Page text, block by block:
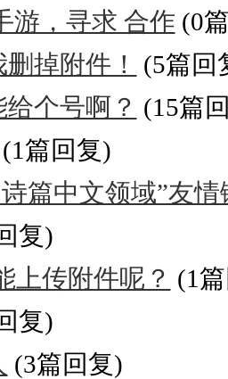
游，寻求 合作 (0
掉附件！
(5篇回
个号啊？ (15篇
篇回复)
篇中文领域”友
复)
上传附件呢？ (1
复)
(3篇回复)